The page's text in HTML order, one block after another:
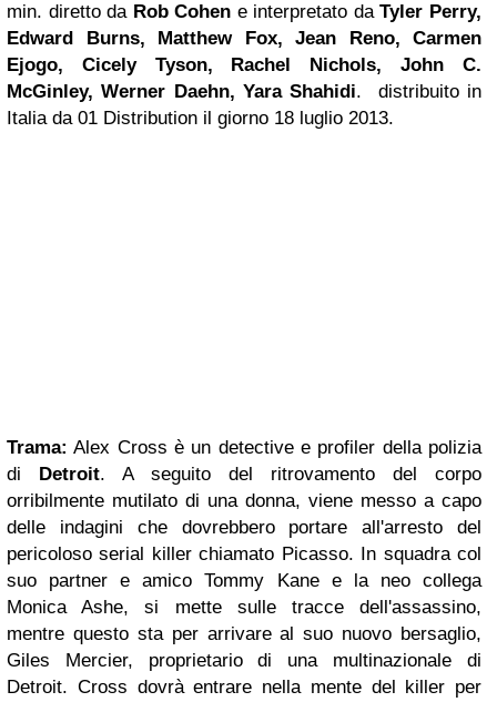
min. diretto daRob Cohen e interpretato daTyler Perry,
Edward Burns, Matthew Fox, Jean Reno, Carmen
Ejogo, Cicely Tyson, Rachel Nichols, John C.
McGinley, Werner Daehn, Yara Shahidi. distribuito in
Italia da 01 Distribution il giorno 18 luglio 2013.
Trama: Alex Cross è un detective e profiler della polizia
di Detroit. A seguito del ritrovamento del corpo
orribilmente mutilato di una donna, viene messo a capo
delle indagini che dovrebbero portare all'arresto del
pericoloso serial killer chiamato Picasso. In squadra col
suo partner e amico Tommy Kane e la neo collega
Monica Ashe, si mette sulle tracce dell'assassino,
mentre questo sta per arrivare al suo nuovo bersaglio,
Giles Mercier, proprietario di una multinazionale di
Detroit. Cross dovrà entrare nella mente del killer per